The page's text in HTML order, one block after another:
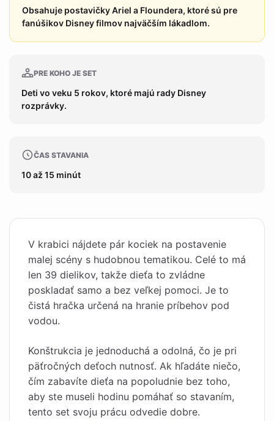
Obsahuje postavičky Ariel a Floundera, ktoré sú pre
fanúšikov Disney filmov najväčším lákadlom.
PRE KOHO JE SET
Deti vo veku 5 rokov, ktoré majú rady Disney
rozprávky.
ČAS STAVANIA
10 až 15 minút
V krabici nájdete pár kociek na postavenie
malej scény s hudobnou tematikou. Celé to má
len 39 dielikov, takže dieťa to zvládne
poskladať samo a bez veľkej pomoci. Je to
čistá hračka určená na hranie príbehov pod
vodou.
Konštrukcia je jednoduchá a odolná, čo je pri
päťročných deťoch nutnosť. Ak hľadáte niečo,
čím zabavíte dieťa na popoludnie bez toho,
aby ste museli hodinu pomáhať so stavaním,
tento set svoju prácu odvedie dobre.